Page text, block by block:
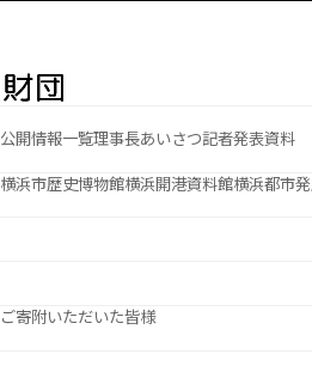
公開情報一覧理事長あいさつ記者発表資料
横浜市歴史博物館横浜開港資料館横浜都市
ご寄附いただいた皆様